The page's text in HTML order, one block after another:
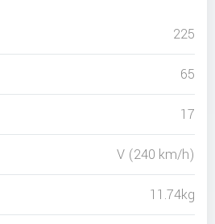
225
65
17
V (240 km/h)
11.74kg